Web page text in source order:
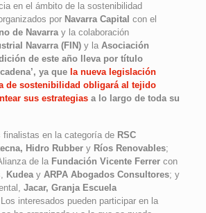
en el ámbito de la sostenibilidad
por Navarra Capital con el
de Navarray la colaboración
Navarra (FIN) y la Asociación
de este año lleva por título
ya que la nueva legislación
de sostenibilidad obligará al tejido
sus estrategiasa lo largo de toda su
finalistas en la categoría de RSC
Hidro RubberyRíos Renovables;
de la Fundación Vicente Ferrer con
Kudeay ARPA Abogados Consultores; y
Jacar, Granja Escuela
interesados pueden participar en la